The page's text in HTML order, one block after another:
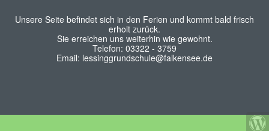
Unsere Seite befindet sich in den Ferien und kommt bald frisch
erholt zurück.
Sie erreichen uns weiterhin wie gewohnt.
Telefon: 03322 - 3759
Email: lessinggrundschule@falkensee.de